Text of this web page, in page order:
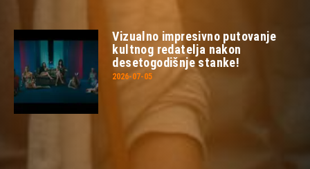
Vizualno impresivno putovanje
kultnog redatelja nakon
desetogodišnje stanke!
2026-07-05